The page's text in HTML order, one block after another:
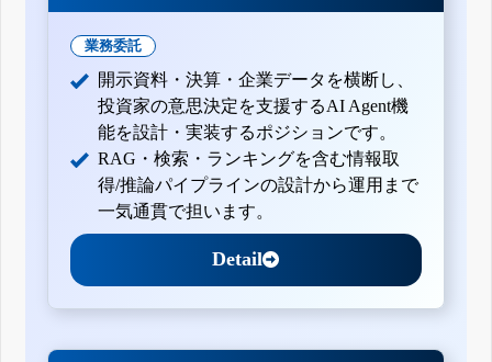
業務委託
開示資料・決算・企業データを横断し、
投資家の意思決定を支援するAI Agent機
能を設計・実装するポジションです。
RAG・検索・ランキングを含む情報取
得/推論パイプラインの設計から運用まで
一気通貫で担います。
Detail